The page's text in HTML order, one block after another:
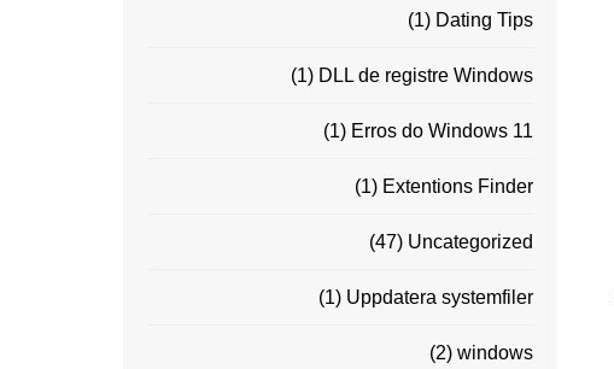
Dating Tips
(1)
DLL de registre Windows
(1)
Erros do Windows 11
(1)
Extentions Finder
(1)
Uncategorized
(47)
Uppdatera systemfiler
(1)
windows
(2)